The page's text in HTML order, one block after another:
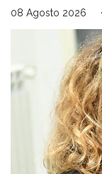
08 Agosto 2026